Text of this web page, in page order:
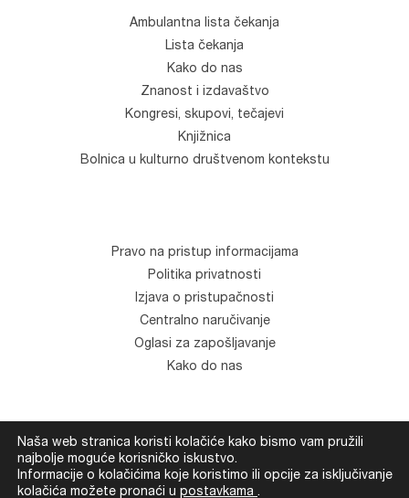
Ambulantna lista čekanja
Lista čekanja
Kako do nas
Znanost i izdavaštvo
Kongresi, skupovi, tečajevi
Knjižnica
Bolnica u kulturno društvenom kontekstu
Pravo na pristup informacijama
Politika privatnosti
Izjava o pristupačnosti
Centralno naručivanje
Oglasi za zapošljavanje
Kako do nas
© Klinika za psihijatriju "Vrapče". Sva prava zadržana.
DevelopmentDevexus
Naša web stranica koristi kolačiće kako bismo vam pružili
najbolje moguće korisničko iskustvo.
Informacije o kolačićima koje koristimo ili opcije za isključivanje
kolačića možete pronaći u postavkama .